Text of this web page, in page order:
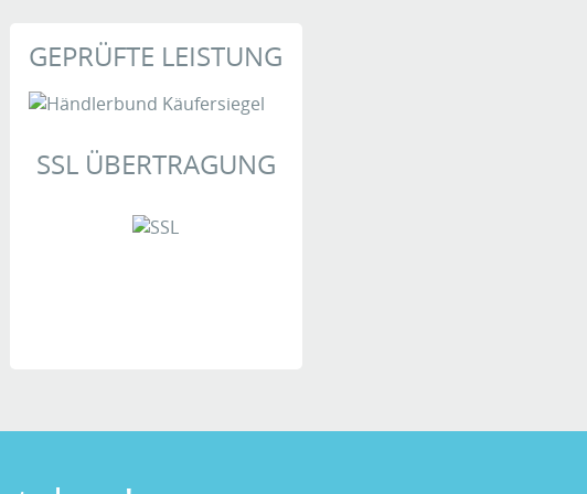
GEPRÜFTE LEISTUNG
SSL ÜBERTRAGUNG